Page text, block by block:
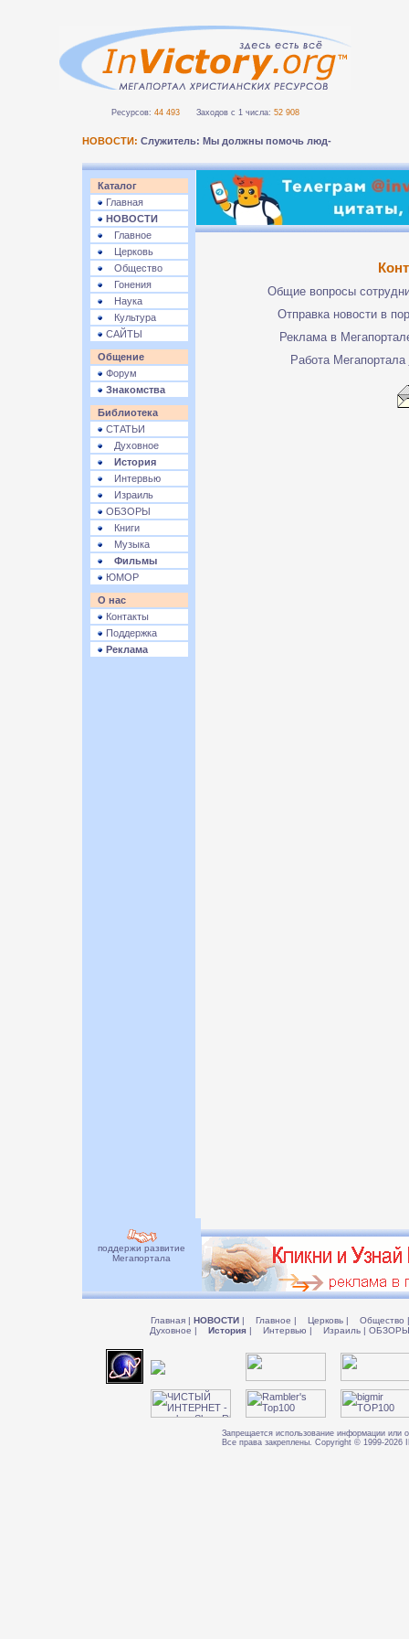
Ресурсов: 44 493 Заходов с 1 числа: 52 908
НОВОСТИ: Служитель: Мы должны помочь людям бе_
Каталог
Главная
НОВОСТИ
Главное
Церковь
Общество
Гонения
Наука
Культура
САЙТЫ
Общение
Форум
Знакомства
Библиотека
СТАТЬИ
Духовное
История
Интервью
Израиль
ОБЗОРЫ
Книги
Музыка
Фильмы
ЮМОР
О нас
Контакты
Поддержка
Реклама
Общие вопросы
Отправка новости в
Реклама в
Работа Мегапортала
поддержи развитие
Мегапортала
Главная | НОВОСТИ | Главное | Церковь | Общество |
Духовное | История | Интервью | Израиль |
Запрещается использование информации или
Все права закреплены. Copyright © 1999-